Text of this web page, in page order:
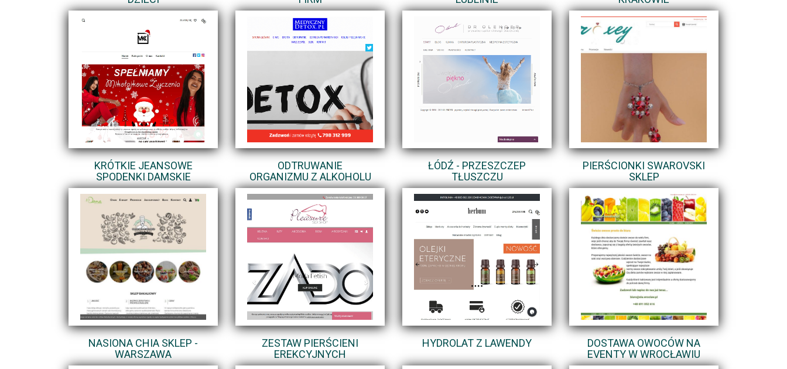
KRÓTKIE JEANSOWE
SPODENKI DAMSKIE
ODTRUWANIE
ORGANIZMU Z ALKOHOLU
ŁÓDŹ - PRZESZCZEP
TŁUSZCZU
PIERŚCIONKI SWAROVSKI
SKLEP
NASIONA CHIA SKLEP -
WARSZAWA
ZESTAW PIERŚCIENI
EREKCYJNYCH
HYDROLAT Z LAWENDY
DOSTAWA OWOCÓW NA
EVENTY W WROCŁAWIU